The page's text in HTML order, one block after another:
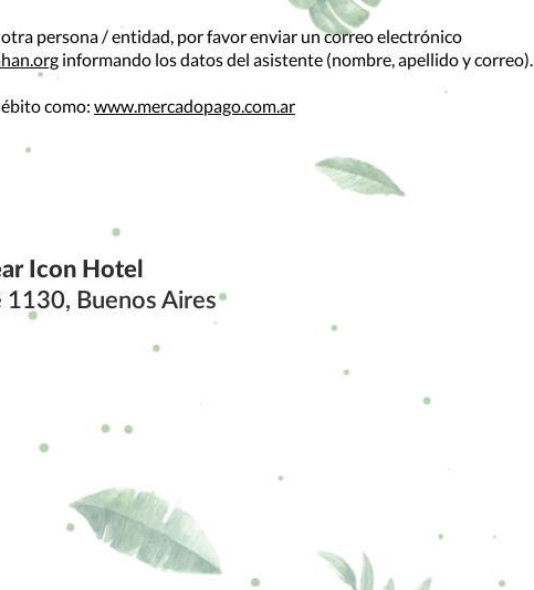
persona / entidad, por favor enviar un correo electrónico
informando los datos del asistente (nombre, apellido y correo).
como: www.mercadopago.com.ar
Icon Hotel
1130, Buenos Aires